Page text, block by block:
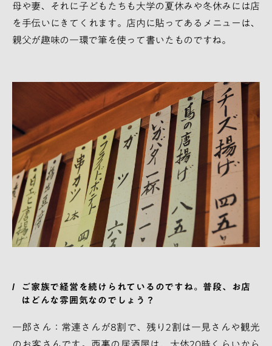
母や妻、それに子どもたちも大学の夏休みや冬休みには店
を手伝いにきてくれます。店内に貼ってあるメニューは、
親父が趣味の一環で筆を使って書いたものですね。
ご家族で経営を続けられているのですね。普段、お店
はどんな雰囲気なのでしょう？
一郎さん：常連さんが8割で、残り2割は一見さんや観光